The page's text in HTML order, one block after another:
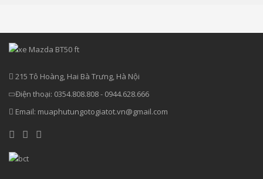
215 Tô Hoàng, Hai Bà Trưng, Hà Nội
Điện thoại: 0354.808.808- 0944.628.666
Email: muaphutungotogiatot.vn@gmail.com